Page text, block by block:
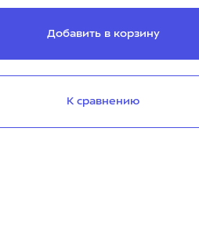
Добавить в корзину
К сравнению